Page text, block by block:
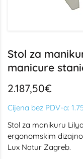
Stol za
manicure
2.187,50€
Cijena bez PDV-a:
Stol za manikuru
ergonomskim
Lux Natur Zagreb.